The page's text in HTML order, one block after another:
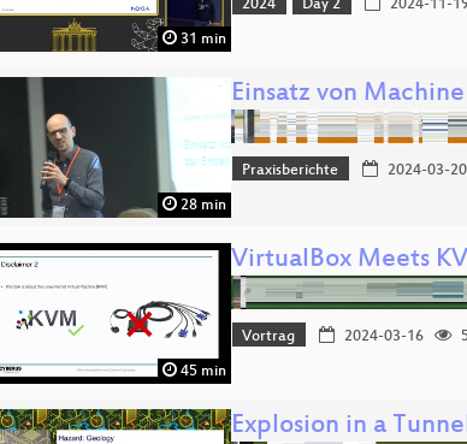
31 min
2024 Day 2 2024-11-
28 min
Einsatz von
Praxisberichte 2024-03-20
45 min
VirtualBox Meets
Vortrag 2024-03-16
Explosion in a